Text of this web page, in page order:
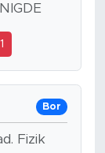
Bor
Fizik